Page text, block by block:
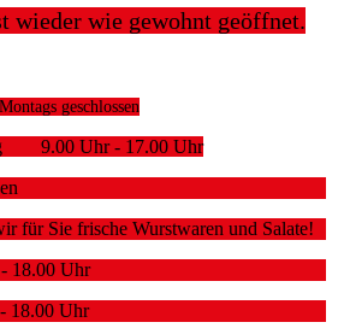
wieder wie gewohnt geöffnet.
Montags geschlossen
9.00 Uhr - 17.00 Uhr
für Sie frische Wurstwaren und Salate!
18.00 Uhr
Uhr